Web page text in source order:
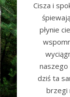
Cisza i
płynie
naszego
dziś ta
brzegi